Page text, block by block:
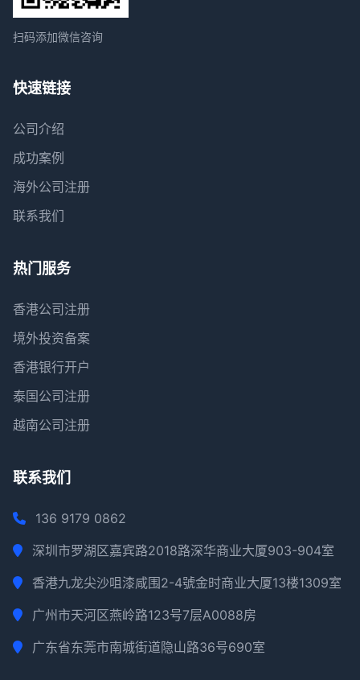
扫码添加微信咨询
快速链接
公司介绍
成功案例
海外公司注册
联系我们
热门服务
香港公司注册
境外投资备案
香港银行开户
泰国公司注册
越南公司注册
联系我们
136 9179 0862
深圳市罗湖区嘉宾路2018路深华商业大厦903-904室
香港九龙尖沙咀漆咸围2-4號金时商业大厦13楼1309室
广州市天河区燕岭路123号7层A0088房
广东省东莞市南城街道隐山路36号690室